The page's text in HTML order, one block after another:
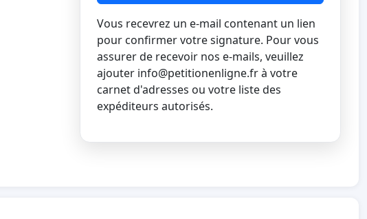
Vous recevrez un e-mail contenant un lien
pour confirmer votre signature. Pour vous
assurer de recevoir nos e-mails, veuillez
ajouter info@petitionenligne.frà votre
carnet d'adresses ou votre liste des
expéditeurs autorisés.